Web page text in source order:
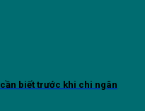
biết trước khi chi ngân